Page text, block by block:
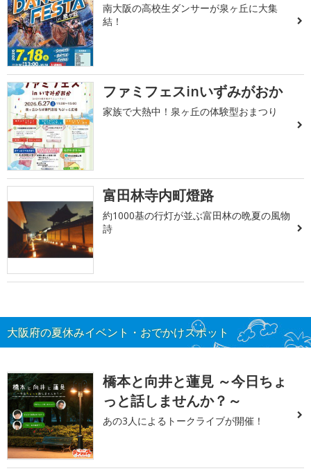
南大阪の高校生ダンサーが泉ヶ丘に大集
結！
ファミフェスinいずみがおか
家族で大熱中！泉ヶ丘の体験型おまつり
富田林寺内町燈路
約1000基の行灯が並ぶ富田林の晩夏の風物
詩
大阪府の夏休みイベント・おでかけスポット
橋本と向井と蓮見 ～今日ちょ
っと話しませんか？～
あの3人によるトークライブが開催！